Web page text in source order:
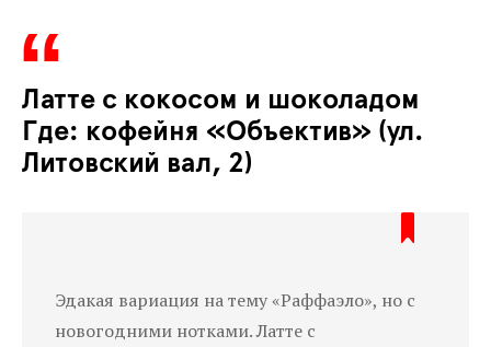
Латте с кокосом и шоколадом
Где: кофейня «Объектив» (ул.
Литовский вал, 2)
Эдакая вариация на тему «Раффаэло», но с
новогодними нотками. Латте с